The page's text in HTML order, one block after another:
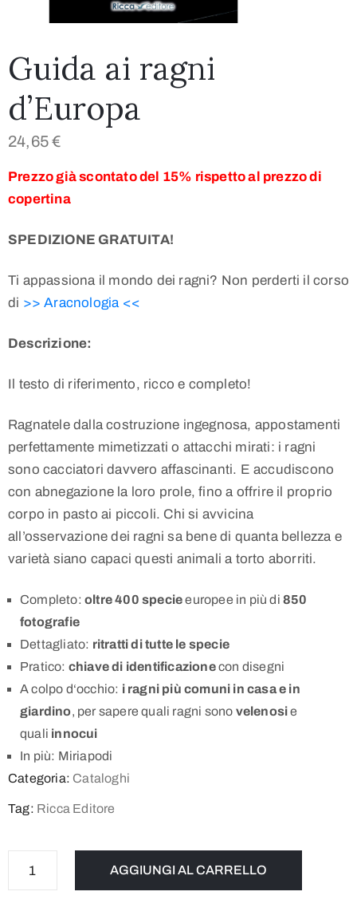
Guida ai ragni
d’Europa
24,65€
Prezzo già scontato del 15% rispetto al prezzo di
copertina
SPEDIZIONE GRATUITA!
Ti appassiona il mondo dei ragni? Non perderti il corso
di >> Aracnologia <<
Descrizione:
Il testo di riferimento, ricco e completo!
Ragnatele dalla costruzione ingegnosa, appostamenti
perfettamente mimetizzati o attacchi mirati: i ragni
sono cacciatori davvero affascinanti. E accudiscono
con abnegazione la loro prole, fino a offrire il proprio
corpo in pasto ai piccoli. Chi si avvicina
all’osservazione dei ragni sa bene di quanta bellezza e
varietà siano capaci questi animali a torto aborriti.
Completo: oltre 400 specieeuropee in più di850
fotografie
Dettagliato: ritratti di tutte le specie
Pratico: chiave di identificazionecon disegni
A colpo d‘occhio: i ragni più comuni in casa e in
giardino, per sapere quali ragni sono velenosie
quali innocui
In più: Miriapodi
Categoria: Cataloghi
Tag: Ricca Editore
AGGIUNGI AL CARRELLO